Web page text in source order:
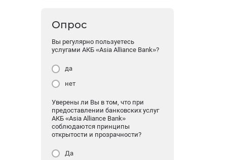
Опрос
Вы регулярно пользуетесь
услугами АКБ «Asia Alliance Bank»?
да
нет
Уверены ли Вы в том, что при
предоставлении банковских услуг
АКБ «Asia Alliance Bank»
соблюдаются принципы
открытости и прозрачности?
Да